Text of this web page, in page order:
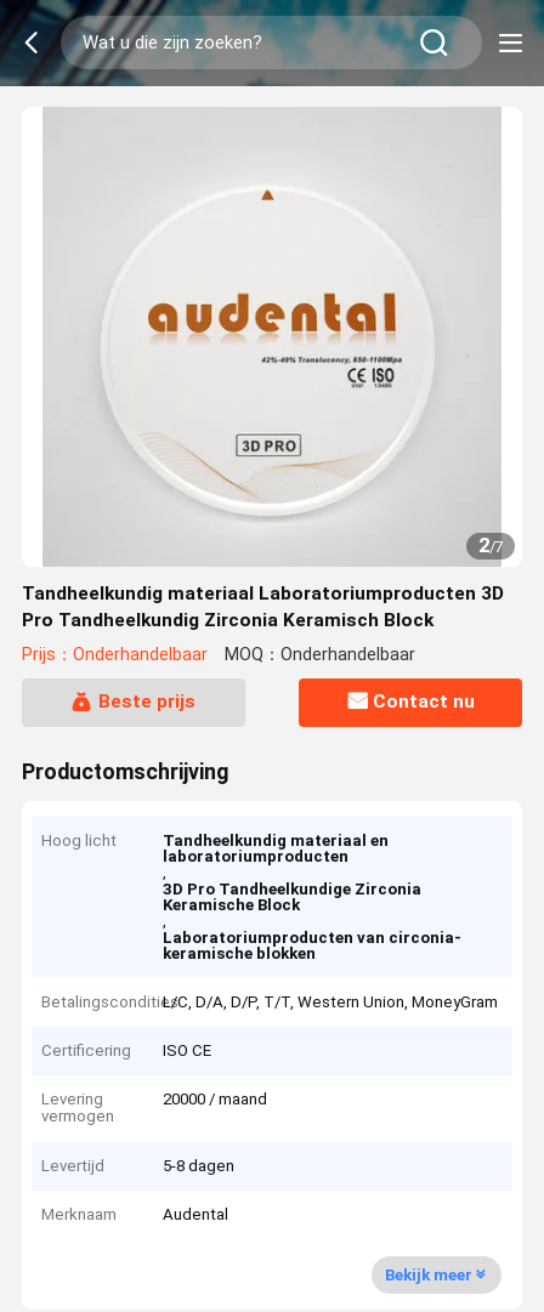
2/7
Tandheelkundig materiaal Laboratoriumproducten 3D
Pro Tandheelkundig Zirconia Keramisch Block
Prijs：Onderhandelbaar MOQ：Onderhandelbaar
Beste prijs Contact nu
Productomschrijving
Hoog licht
Tandheelkundig materiaal en
laboratoriumproducten
,
3D Pro Tandheelkundige Zirconia
Keramische Block
,
Laboratoriumproducten van circonia-
keramische blokken
BetalingsconditiesL/C, D/A, D/P, T/T, Western Union, MoneyGram
Certificering ISO CE
Levering
vermogen
20000 / maand
Levertijd 5-8 dagen
Merknaam Audental
Bekijk meer